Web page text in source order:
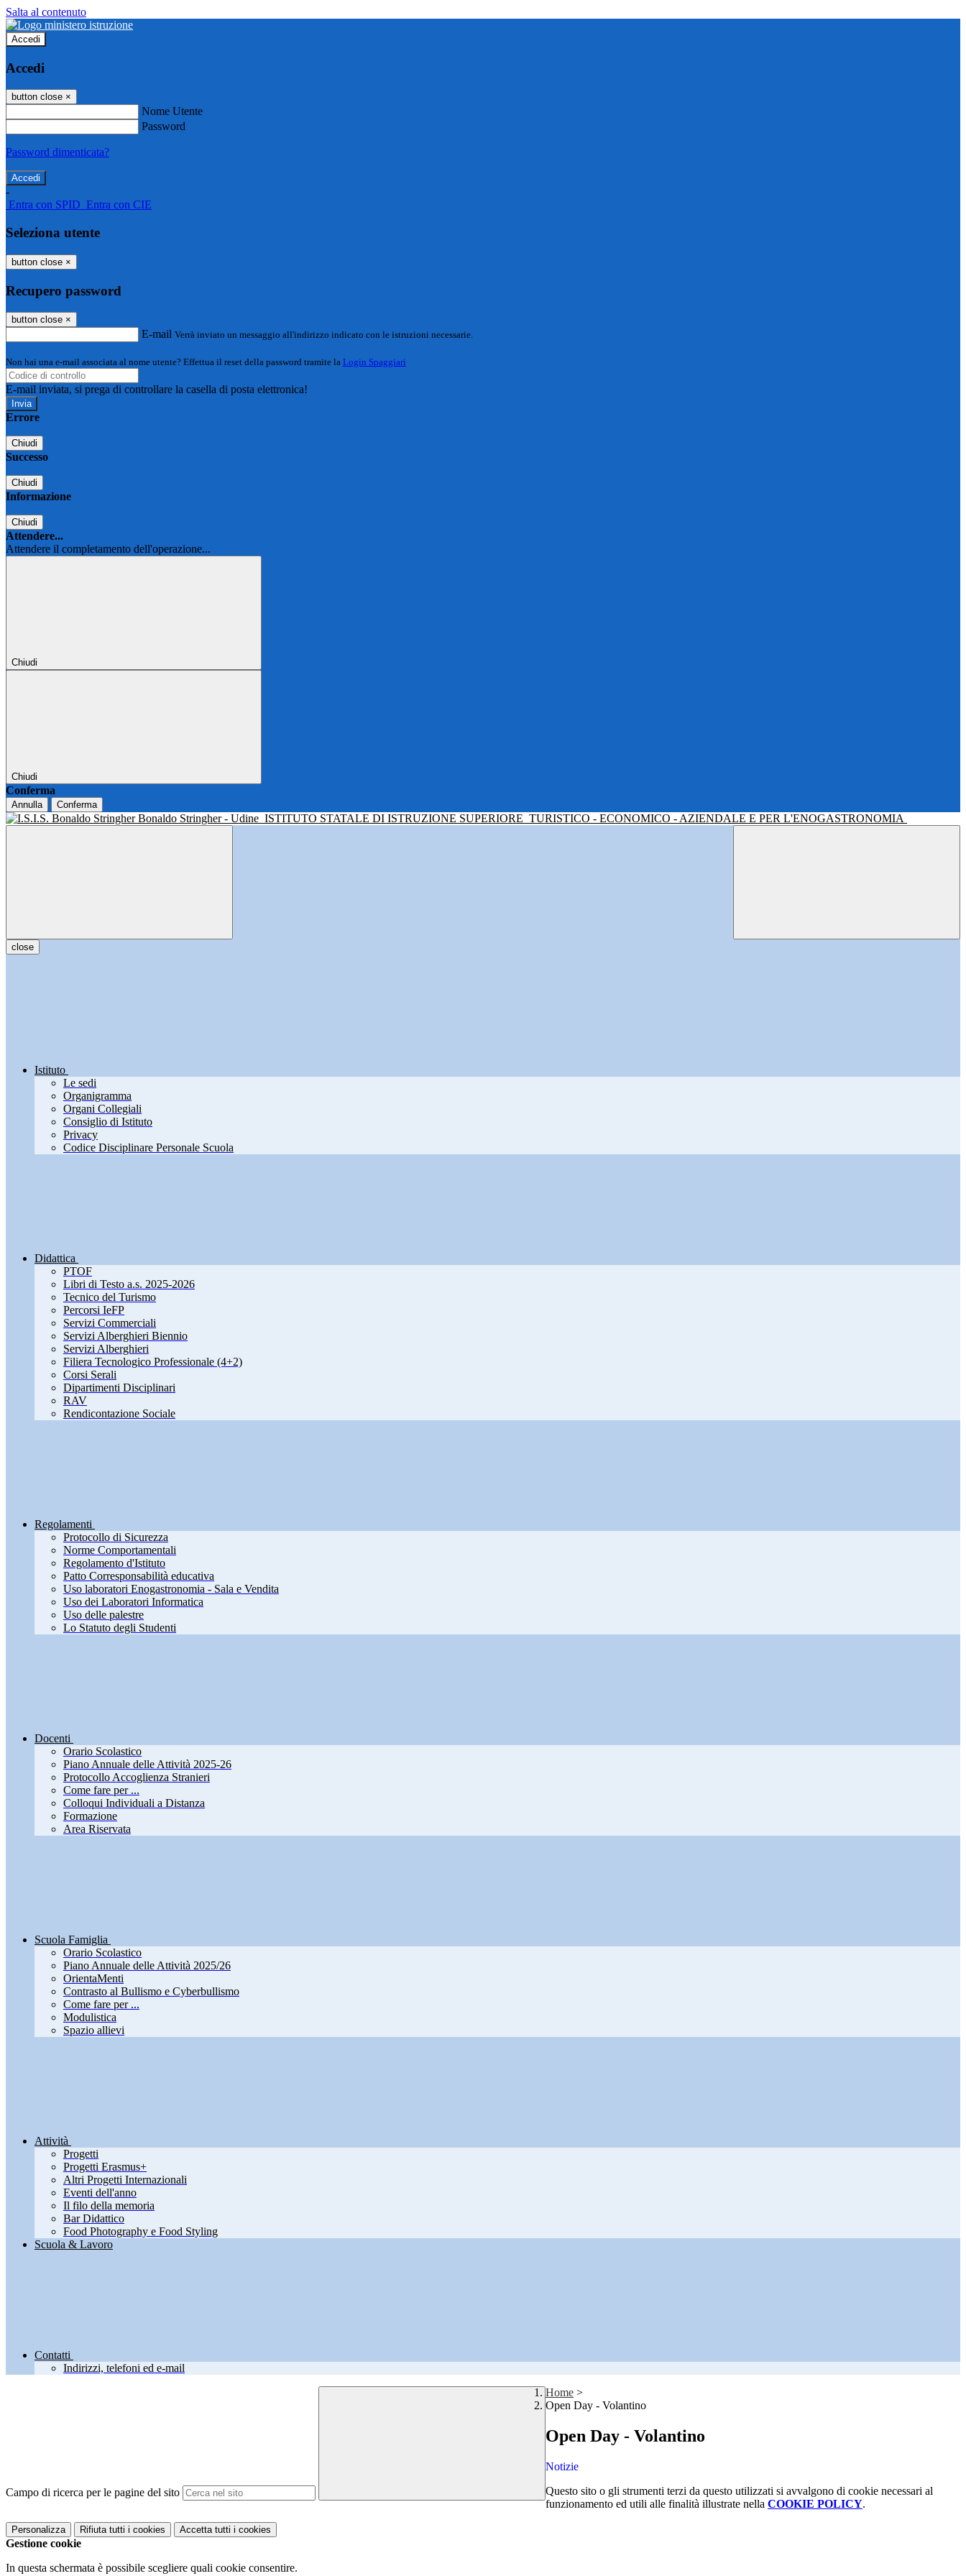
Salta al contenuto
Accedi
Accedi
button close ×
Nome Utente
Password
Password dimenticata?
-
Entra con SPID Entra con CIE
Seleziona utente
button close ×
Recupero password
button close ×
E-mail Verrà inviato un messaggio all'indirizzo indicato con le istruzioni necessarie.
Non hai una e-mail associata al nome utente? Effettua il reset della password tramite la Login Spaggiari
E-mail inviata, si prega di controllare la casella di posta elettronica!
Errore
Chiudi
Successo
Chiudi
Informazione
Chiudi
Attendere...
Attendere il completamento dell'operazione...
Chiudi
Chiudi
Conferma
Annulla Conferma
Bonaldo Stringher - Udine ISTITUTO STATALE DI ISTRUZIONE SUPERIORE TURISTICO - ECONOMICO - AZIENDALE E PER L'ENOGASTRONOMIA
close
Istituto
Le sedi
Organigramma
Organi Collegiali
Consiglio di Istituto
Privacy
Codice Disciplinare Personale Scuola
Didattica
PTOF
Libri di Testo a.s. 2025-2026
Tecnico del Turismo
Percorsi IeFP
Servizi Commerciali
Servizi Alberghieri Biennio
Servizi Alberghieri
Filiera Tecnologico Professionale (4+2)
Corsi Serali
Dipartimenti Disciplinari
RAV
Rendicontazione Sociale
Regolamenti
Protocollo di Sicurezza
Norme Comportamentali
Regolamento d'Istituto
Patto Corresponsabilità educativa
Uso laboratori Enogastronomia - Sala e Vendita
Uso dei Laboratori Informatica
Uso delle palestre
Lo Statuto degli Studenti
Docenti
Orario Scolastico
Piano Annuale delle Attività 2025-26
Protocollo Accoglienza Stranieri
Come fare per ...
Colloqui Individuali a Distanza
Formazione
Area Riservata
Scuola Famiglia
Orario Scolastico
Piano Annuale delle Attività 2025/26
OrientaMenti
Contrasto al Bullismo e Cyberbullismo
Come fare per ...
Modulistica
Spazio allievi
Attività
Progetti
Progetti Erasmus+
Altri Progetti Internazionali
Eventi dell'anno
Il filo della memoria
Bar Didattico
Food Photography e Food Styling
Scuola & Lavoro
Contatti
Indirizzi, telefoni ed e-mail
Campo di ricerca per le pagine del sito
Home >
Open Day - Volantino
Open Day - Volantino
Notizie
Questo sito o gli strumenti terzi da questo utilizzati si avvalgono di cookie necessari al
funzionamento ed utili alle finalità illustrate nella COOKIE POLICY.
Personalizza Rifiuta tutti i cookies Accetta tutti i cookies
Gestione cookie
In questa schermata è possibile scegliere quali cookie consentire.